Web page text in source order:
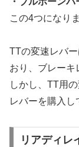
この4つになりま
TTの変速レバ
おり、ブレーキ
しかし、TT用
レバーを購入し
リアディレ